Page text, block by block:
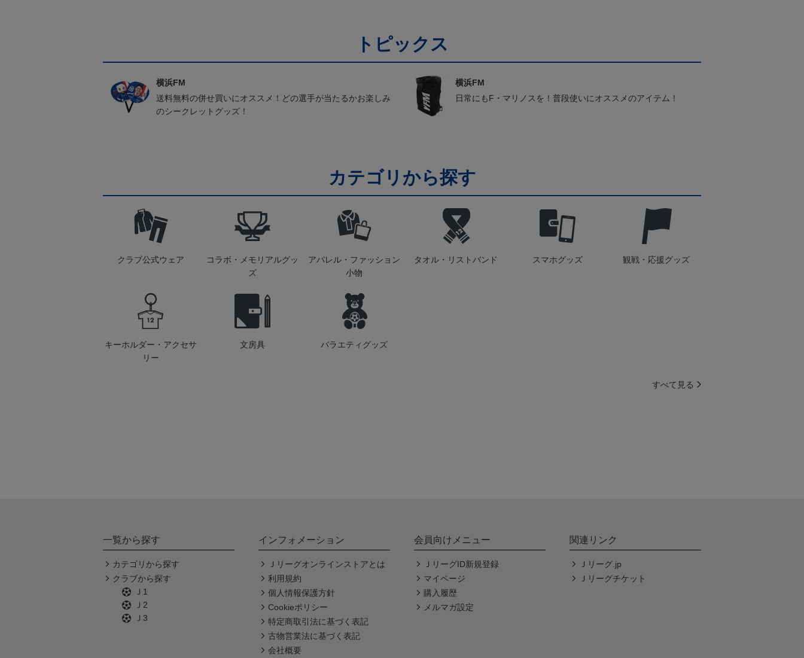
トピックス
横浜FM
送料無料の併せ買いにオススメ！どの選手が当たるかお楽しみ
のシークレットグッズ！
横浜FM
日常にもF・マリノスを！普段使いにオススメのアイテム！
カテゴリから探す
クラブ公式ウェア
コラボ・メモリアルグッ
ズ
アパレル・ファッション
小物
タオル・リストバンド スマホグッズ 観戦・応援グッズ
キーホルダー・アクセサ
リー
文房具 バラエティグッズ
すべて見る
一覧から探す
カテゴリから探す
クラブから探す
Ｊ1
Ｊ2
Ｊ3
インフォメーション
Ｊリーグオンラインストアとは
利用規約
個人情報保護方針
Cookieポリシー
特定商取引法に基づく表記
古物営業法に基づく表記
会社概要
会員向けメニュー
ＪリーグID新規登録
マイページ
購入履歴
メルマガ設定
関連リンク
Ｊリーグ.jp
Ｊリーグチケット